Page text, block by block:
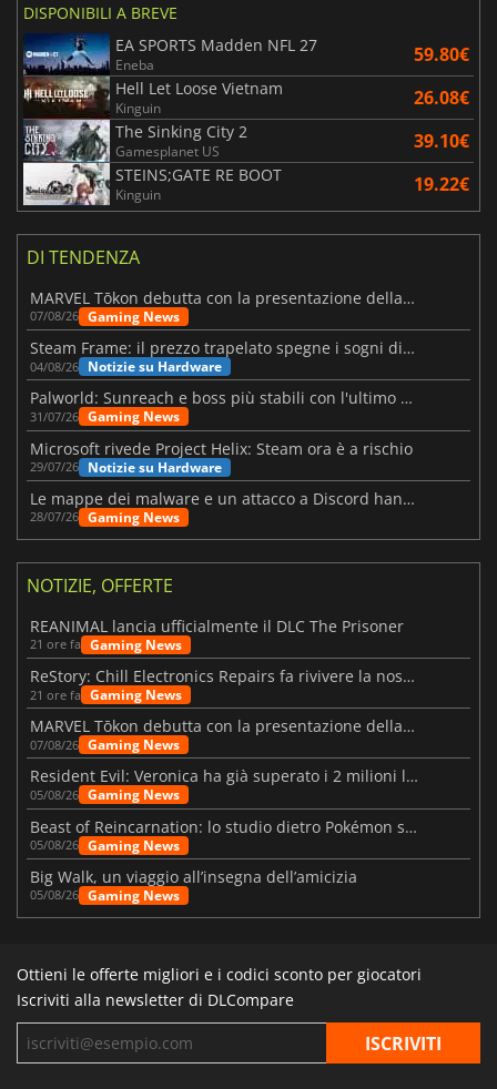
DISPONIBILI A BREVE
EA SPORTS Madden NFL 27
Eneba 59.80€
Hell Let Loose Vietnam
Kinguin 26.08€
The Sinking City 2
Gamesplanet US 39.10€
STEINS;GATE RE BOOT
Kinguin 19.22€
DI TENDENZA
MARVEL Tōkon debutta con la presentazione della roadmap per il primo anno
07/08/26 Gaming News
Steam Frame: il prezzo trapelato spegne i sogni di un VR economico
04/08/26 Notizie su Hardware
Palworld: Sunreach e boss più stabili con l'ultimo update
31/07/26 Gaming News
Microsoft rivede Project Helix: Steam ora è a rischio
29/07/26 Notizie su Hardware
Le mappe dei malware e un attacco a Discord hanno colpito Meccha Chameleon
28/07/26 Gaming News
NOTIZIE, OFFERTE
REANIMAL lancia ufficialmente il DLC The Prisoner
21 ore fa Gaming News
ReStory: Chill Electronics Repairs fa rivivere la nostalgia degli anni 2000
21 ore fa Gaming News
MARVEL Tōkon debutta con la presentazione della roadmap per il primo anno
07/08/26 Gaming News
Resident Evil: Veronica ha già superato i 2 milioni liste dei desideri
05/08/26 Gaming News
Beast of Reincarnation: lo studio dietro Pokémon su una nuova strada
05/08/26 Gaming News
Big Walk, un viaggio all’insegna dell’amicizia
05/08/26 Gaming News
Ottieni le offerte migliori e i codici sconto per giocatori
Iscriviti alla newsletter di DLCompare